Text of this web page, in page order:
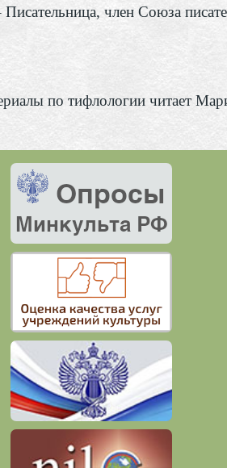
Писательница, член Союза
по тифлологии читает